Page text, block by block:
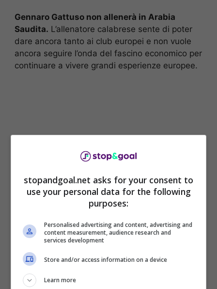
Gennaro Gattuso non allenerà in Arabia
Saudita. L’allenatore calabrese sente di poter
dare ancora tanto ai club europei e non vuole
ancora seguire l’onda del fascino economico per
continuare a vivere grandi esperienze europee.
panchinadopo l’addio al Valencia. Il tecnico
calabrese ha ancora il dente avvelenato in
Serie A
Fiorentina dopo pochissimi giorni, per firmare un
altro accordo importante. Ci sono delle offerte
stopandgoal.net asks for your consent to
use your personal data for the following
purposes:
Personalised advertising and content, advertising and
content measurement, audience research and
services development
Store and/or access information on a device
Learn more